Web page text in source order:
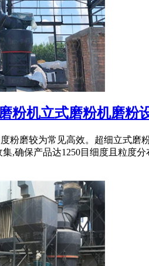
粉机立式磨粉机磨粉
粉磨较为常见高效。超细立式
,确保产品达1250目细度且粒度分